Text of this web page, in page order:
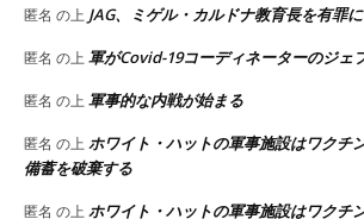
匿名 の上 JAG、ミゲル・カルドナ教育長を有罪に
匿名 の上軍がCovid-19コーディネーターのジェ
匿名 の上軍事的な内戦が始まる
匿名 の上ホワイト・ハットの軍事施設はワクチ
備蓄を破棄する
匿名 の上ホワイト・ハットの軍事施設はワクチ